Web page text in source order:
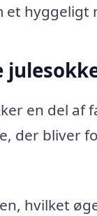
et hyggeligt
en del
der bliver
hvilket